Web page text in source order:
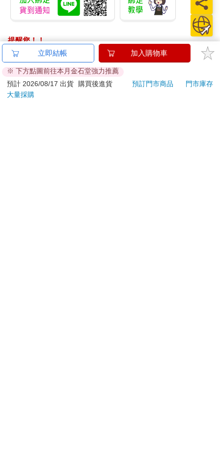
提醒您！！
金石堂及銀行均不會請您操作ATM! 如接獲電話要求您前往
ATM提款機，請不要聽從指示，以免受騙上當！
退換貨須知：
**提醒您，鑑賞期不等於試用期，退回商品須為全新狀態**
立即結帳 加入購物車
※ 下方點圖前往本月金石堂強力推薦
預計 2026/08/17 出貨
購買後進貨 預訂門市商品
門市庫存
大量採購